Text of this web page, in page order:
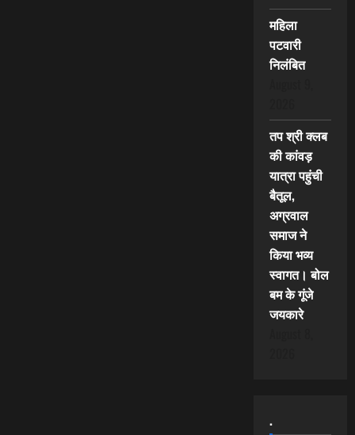
महिला
पटवारी
निलंबित
तप श्री क्लब
की कांवड़
यात्रा पहुंची
बैतूल,
अग्रवाल
समाज ने
किया भव्य
स्वागत। बोल
बम के गूंजे
जयकारे
.